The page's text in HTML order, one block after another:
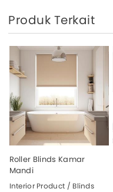
Produk Terkait
Roller Blinds Kamar
Mandi
Interior Product / Blinds